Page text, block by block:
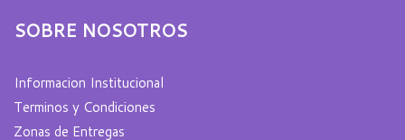
SOBRE NOSOTROS
Informacion Institucional
Terminos y Condiciones
Zonas de Entregas